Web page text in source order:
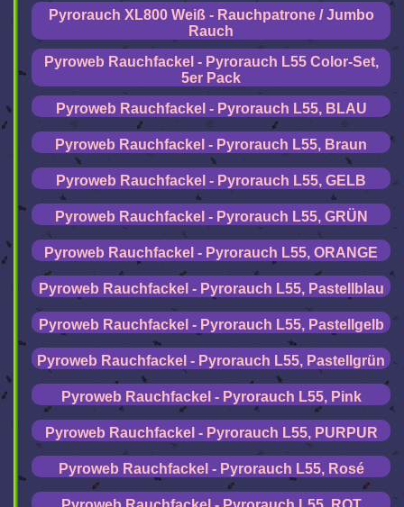
Pyrorauch XL800 Weiß - Rauchpatrone / Jumbo
Rauch
Pyroweb Rauchfackel - Pyrorauch L55 Color-Set,
5er Pack
Pyroweb Rauchfackel - Pyrorauch L55, BLAU
Pyroweb Rauchfackel - Pyrorauch L55, Braun
Pyroweb Rauchfackel - Pyrorauch L55, GELB
Pyroweb Rauchfackel - Pyrorauch L55, GRÜN
Pyroweb Rauchfackel - Pyrorauch L55, ORANGE
Pyroweb Rauchfackel - Pyrorauch L55, Pastellblau
Pyroweb Rauchfackel - Pyrorauch L55, Pastellgelb
Pyroweb Rauchfackel - Pyrorauch L55, Pastellgrün
Pyroweb Rauchfackel - Pyrorauch L55, Pink
Pyroweb Rauchfackel - Pyrorauch L55, PURPUR
Pyroweb Rauchfackel - Pyrorauch L55, Rosé